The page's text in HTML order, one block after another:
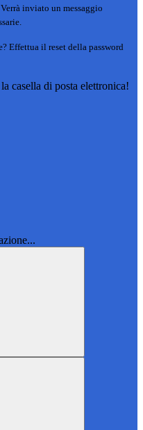
Verrà inviato un messaggio
Effettua il reset della password
casella di posta elettronica!